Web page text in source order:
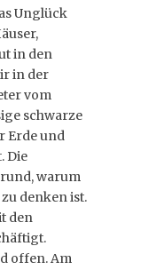
Unglück
in den
in der
vom
schwarze
Erde und
Die
warum
denken ist.
den
offen. Am